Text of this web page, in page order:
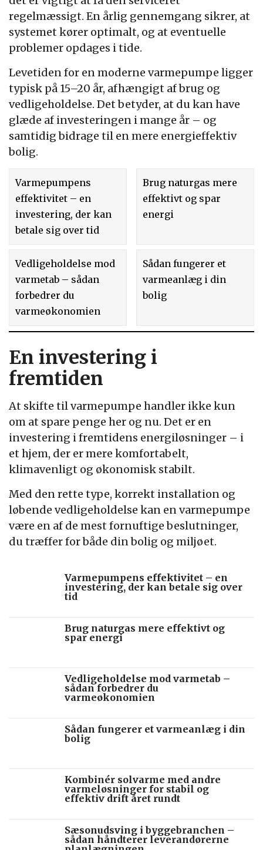
regelmæssigt. En årlig gennemgang sikrer, at
systemet kører optimalt, og at eventuelle
problemer opdages i tide.
Levetiden for en moderne varmepumpe ligger
typisk på 15–20 år, afhængigt af brug og
vedligeholdelse. Det betyder, at du kan have
glæde af investeringen i mange år – og
samtidig bidrage til en mere energieffektiv
bolig.
Varmepumpens
effektivitet – en
investering, der kan
betale sig over tid
Brug naturgas mere
effektivt og spar
energi
Vedligeholdelse mod
varmetab – sådan
forbedrer du
varmeøkonomien
Sådan fungerer et
varmeanlæg i din
bolig
En investering i
fremtiden
At skifte til varmepumpe handler ikke kun
om at spare penge her og nu. Det er en
investering i fremtidens energiløsninger – i
et hjem, der er mere komfortabelt,
klimavenligt og økonomisk stabilt.
Med den rette type, korrekt installation og
løbende vedligeholdelse kan en varmepumpe
være en af de mest fornuftige beslutninger,
du træffer for både din bolig og miljøet.
Varmepumpens effektivitet – en
investering, der kan betale sig over
tid
Brug naturgas mere effektivt og
spar energi
Vedligeholdelse mod varmetab –
sådan forbedrer du
varmeøkonomien
Sådan fungerer et varmeanlæg i din
bolig
Kombinér solvarme med andre
varmeløsninger for stabil og
effektiv drift året rundt
Sæsonudsving i byggebranchen –
sådan håndterer leverandørerne